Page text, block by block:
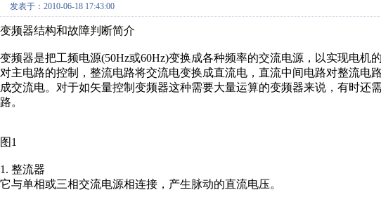
发表于：2010-06-18 17:43:00
变频器结构和故障判断简介
变频器是把工频电源(50Hz或60Hz)变换成各种频率的交流电源，以实现电机
对主电路的控制，整流电路将交流电变换成直流电，直流中间电路对整流电
成交流电。对于如矢量控制变频器这种需要大量运算的变频器来说，有时还
路。
图1
1. 整流器
它与单相或三相交流电源相连接，产生脉动的直流电压。